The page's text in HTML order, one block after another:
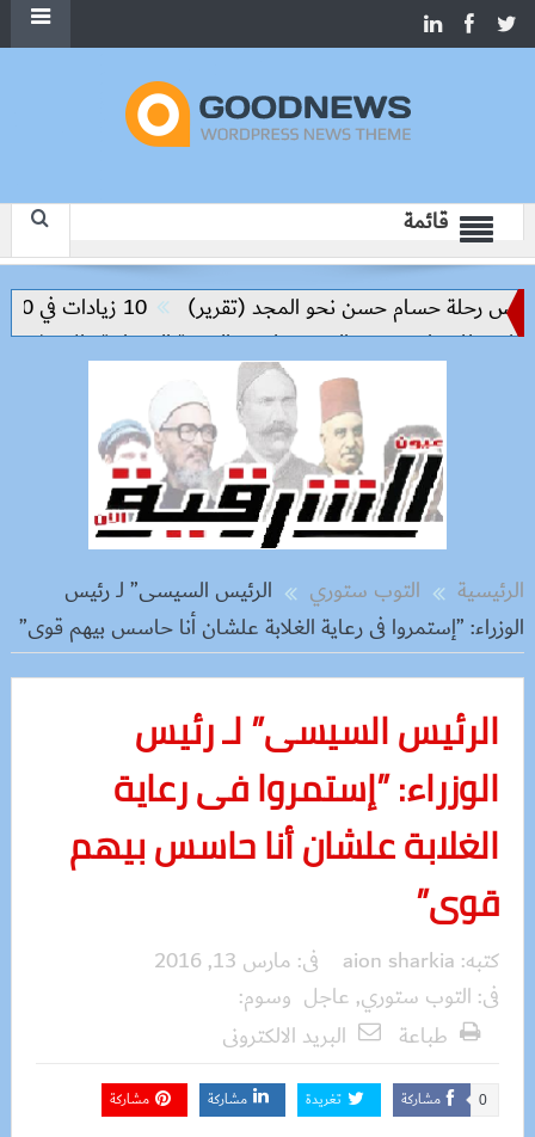
قائمة
رحلة حسام حسن نحو المجد (تقرير)
10 زيادات في 10 سنوات.. هل حان الوقت لرفع دعم البنزين نهائيا؟
للمنيا ويوسف الصديق لدعم التنمية العمرانية والاستثمار
الرئيسية التوب ستوري
الرئيس السيسى” لـ رئيس
الوزراء: ”إستمروا فى رعاية الغلابة علشان أنا حاسس بيهم قوى”
الرئيس السيسى” لـ رئيس
الوزراء: ”إستمروا فى رعاية
الغلابة علشان أنا حاسس بيهم
قوى”
كتبه: aion sharkia فى: مارس 13, 2016
فى: التوب ستوري, عاجل وسوم:
طباعة
البريد الالكترونى
مشاركة 0 تغريدة مشاركة مشاركة